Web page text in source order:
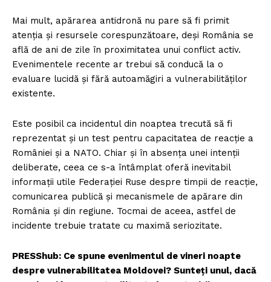
Mai mult, apărarea antidronă nu pare să fi primit
atenția și resursele corespunzătoare, deși România se
află de ani de zile în proximitatea unui conflict activ.
Evenimentele recente ar trebui să conducă la o
evaluare lucidă și fără autoamăgiri a vulnerabilităților
existente.
Este posibil ca incidentul din noaptea trecută să fi
reprezentat și un test pentru capacitatea de reacție a
României și a NATO. Chiar și în absența unei intenții
deliberate, ceea ce s-a întâmplat oferă inevitabil
informații utile Federației Ruse despre timpii de reacție,
comunicarea publică și mecanismele de apărare din
România și din regiune. Tocmai de aceea, astfel de
incidente trebuie tratate cu maximă seriozitate.
PRESShub: Ce spune evenimentul de vineri noapte
despre vulnerabilitatea Moldovei? Sunteți unul, dacă